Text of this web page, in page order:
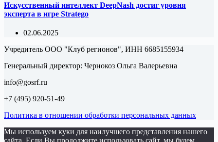
Искусственный интеллект DeepNash достиг уровня
эксперта в игре Stratego
02.06.2025
Учредитель ООО "Клуб регионов", ИНН 6685155934
Генеральный директор: Чернокоз Ольга Валерьевна
info@gosrf.ru
+7 (495) 920-51-49
Политика в отношении обработки персональных данных
Мы используем куки для наилучшего представления нашего